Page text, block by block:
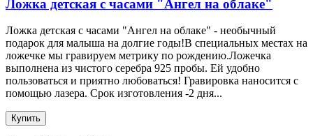
Ложка детская с часами "Ангел на облаке"
Ложка детская с часами "Ангел на облаке" - необычный
подарок для малыша на долгие годы!В специальных местах на
ложечке мы гравируем метрику по рождению.Ложечка
выполнена из чистого серебра 925 пробы. Ей удобно
пользоваться и приятно любоваться! Гравировка наносится с
помощью лазера. Срок изготовления -2 дня...
Купить